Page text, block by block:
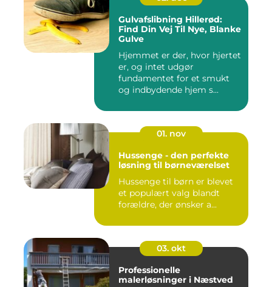
Gulvafslibning Hillerød:
Find Din Vej Til Nye, Blanke
Gulve
Hjemmet er der, hvor hjertet
er, og intet udgør
fundamentet for et smukt
og indbydende hjem s...
01. nov
Hussenge - den perfekte
løsning til børneværelset
Hussenge til børn er blevet
et populært valg blandt
forældre, der ønsker a...
03. okt
Professionelle
malerløsninger i Næstved